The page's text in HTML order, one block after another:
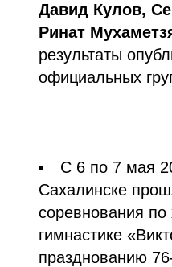
Давид Кулов,
Ринат
результаты
официальных
С 6 по 7 мая
Сахалинске
соревнования по
гимнастике
празднованию